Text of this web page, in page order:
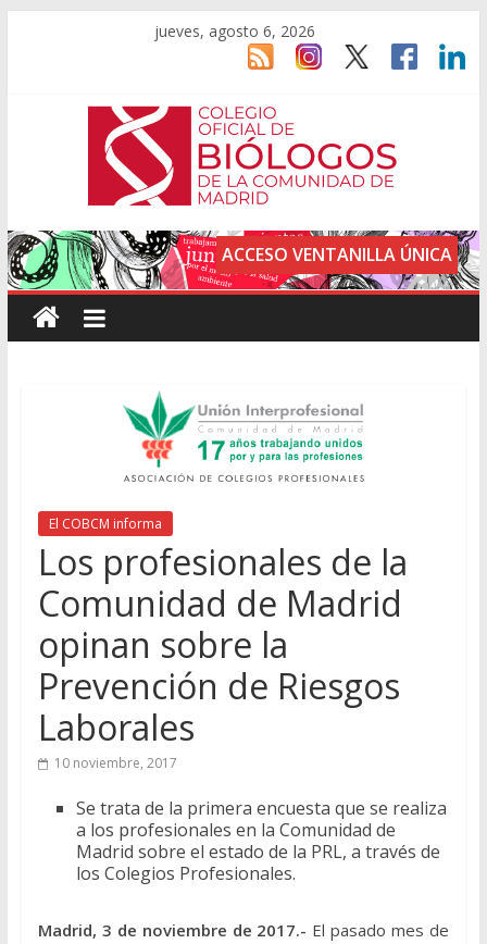
jueves, agosto 6, 2026
ACCESO VENTANILLA ÚNICA
El COBCM informa
Los profesionales de la
Comunidad de Madrid
opinan sobre la
Prevención de Riesgos
Laborales
10 noviembre, 2017
Se trata de la primera encuesta que se realiza
a los profesionales en la Comunidad de
Madrid sobre el estado de la PRL, a través de
los Colegios Profesionales.
Madrid, 3 de noviembre de 2017.- El pasado mes de